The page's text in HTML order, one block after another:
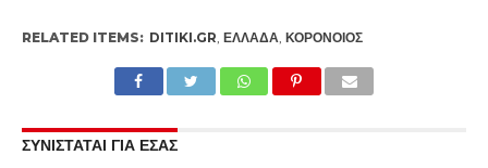
RELATED ITEMS: DITIKI.GR, ΕΛΛΆΔΑ, ΚΟΡΟΝΟΙΌΣ
ΣΥΝΙΣΤΑΤΑΙ ΓΙΑ ΕΣΑΣ